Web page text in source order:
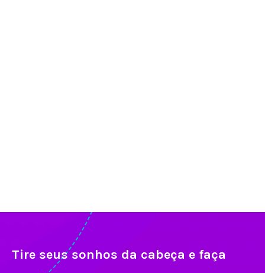
Tire seus sonhos da cabeça e faça